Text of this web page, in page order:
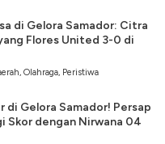
di Gelora Samador: Citra
Flores United 3-0 di
, Olahraga, Peristiwa
di Gelora Samador! Persap
Skor dengan Nirwana 04